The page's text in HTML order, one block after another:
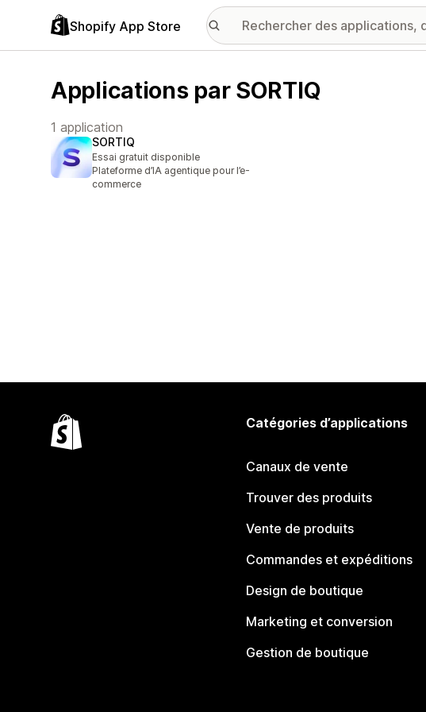
Shopify App Store
Applications par SORTIQ
1 application
SORTIQ
Essai gratuit disponible
Plateforme d’IA agentique pour l’e-
commerce
Catégories d’applications
Canaux de vente
Trouver des produits
Vente de produits
Commandes et expéditions
Design de boutique
Marketing et conversion
Gestion de boutique